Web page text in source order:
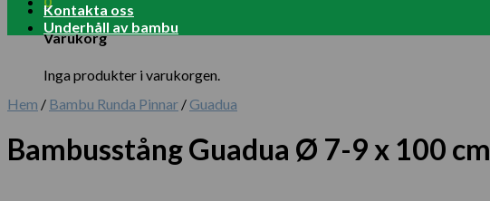
Varukorg
Inga produkter i varukorgen.
Kontakta oss
Underhåll av bambu
Hem / Bambu Runda Pinnar / Guadua
Bambusstång Guadua Ø 7-9 x 100 cm